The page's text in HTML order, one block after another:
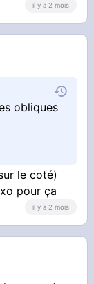
il y a 2 mois
obliques
le coté)
pour ça
il y a 2 mois